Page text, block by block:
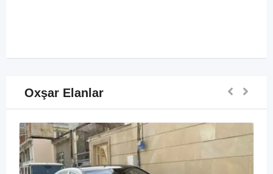
Oxşar Elanlar